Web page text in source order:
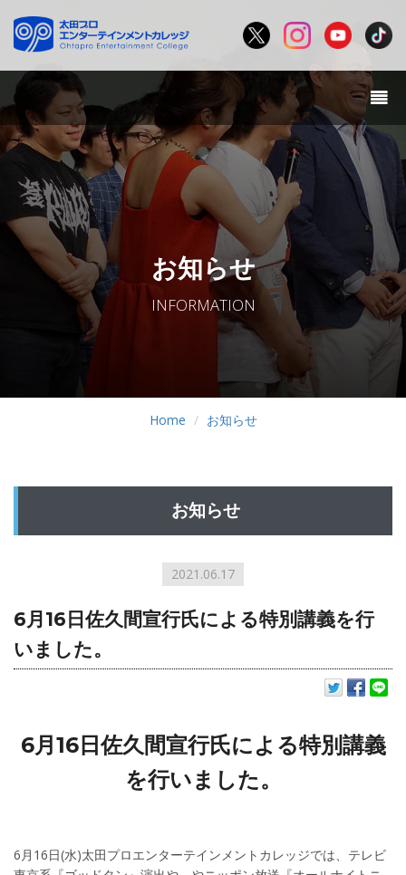
お知らせ
INFORMATION
Home お知らせ
お知らせ
2021.06.17
6月16日佐久間宣行氏による特別講義を行
いました。
6月16日佐久間宣行氏による特別講義
を行いました。
6月16日(水)太田プロエンターテインメントカレッジでは、テレビ